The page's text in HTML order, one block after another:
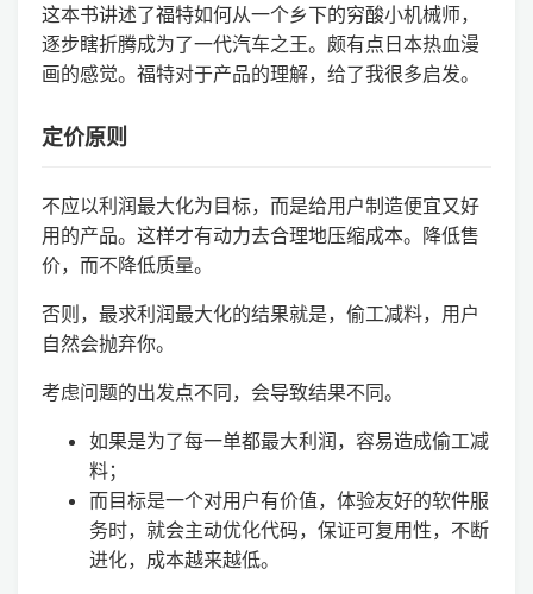
这本书讲述了福特如何从一个乡下的穷酸小机械师，
逐步瞎折腾成为了一代汽车之王。颇有点日本热血漫
画的感觉。福特对于产品的理解，给了我很多启发。
定价原则
不应以利润最大化为目标，而是给用户制造便宜又好
用的产品。这样才有动力去合理地压缩成本。降低售
价，而不降低质量。
否则，最求利润最大化的结果就是，偷工减料，用户
自然会抛弃你。
考虑问题的出发点不同，会导致结果不同。
如果是为了每一单都最大利润，容易造成偷工减
料；
而目标是一个对用户有价值，体验友好的软件服
务时，就会主动优化代码，保证可复用性，不断
进化，成本越来越低。